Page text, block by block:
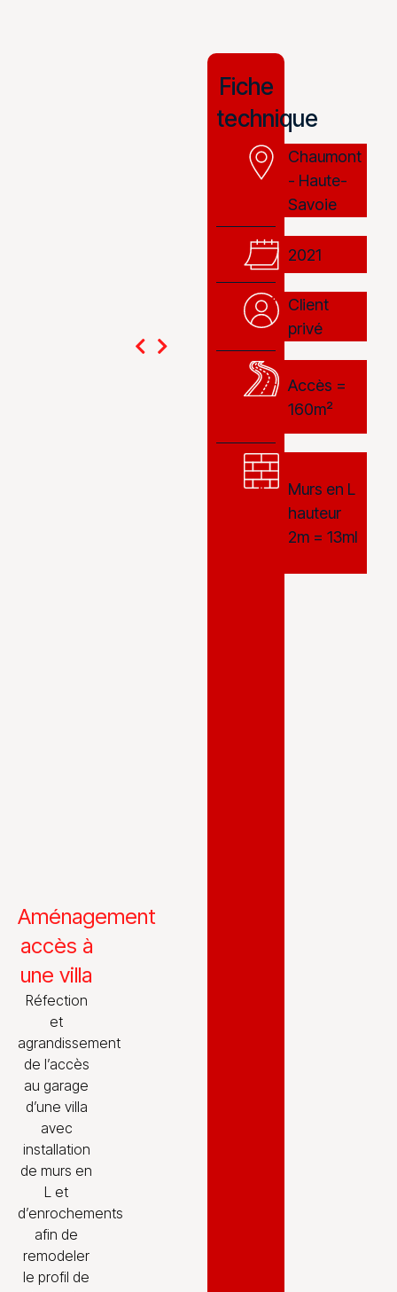
Aménagement
accès à
une villa
Réfection
et
agrandissement
de l’accès
au garage
d’une villa
avec
installation
de murs en
L et
d’enrochements
afin de
remodeler
le profil de
Fiche
technique
Chaumont
- Haute-
Savoie
2021
Client
privé
Accès =
160m²
Murs en L
hauteur
2m = 13ml